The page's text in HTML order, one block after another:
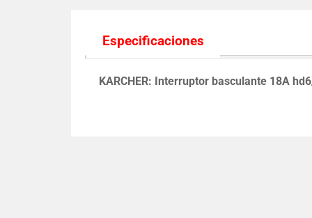
Especificaciones
KARCHER: Interruptor basculante 18A